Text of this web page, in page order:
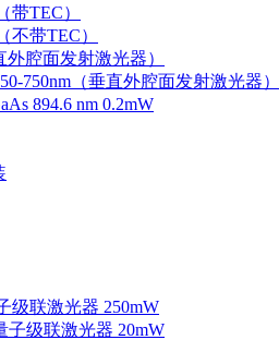
带TEC）
不带TEC）
腔面发射激光器）
750nm（垂直外腔面发射激光器）
894.6 nm 0.2mW
级联激光器 250mW
子级联激光器 20mW